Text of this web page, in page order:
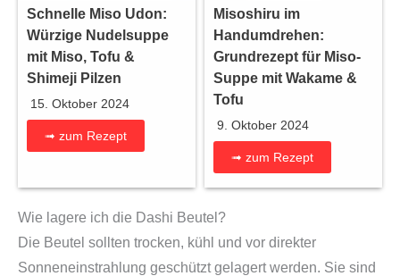
Schnelle Miso Udon:
Würzige Nudelsuppe
mit Miso, Tofu &
Shimeji Pilzen
15. Oktober 2024
➟ zum Rezept
Misoshiru im
Handumdrehen:
Grundrezept für Miso-
Suppe mit Wakame &
Tofu
9. Oktober 2024
➟ zum Rezept
Wie lagere ich die Dashi Beutel?
Die Beutel sollten trocken, kühl und vor direkter
Sonneneinstrahlung geschützt gelagert werden. Sie sind